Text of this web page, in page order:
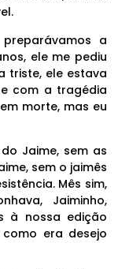
a
ele me pediu
triste, ele estava
com a tragédia
morte, mas eu
Jaime, sem as
sem o jaimês
Mês sim,
Jaiminho,
à nossa edição
como era desejo